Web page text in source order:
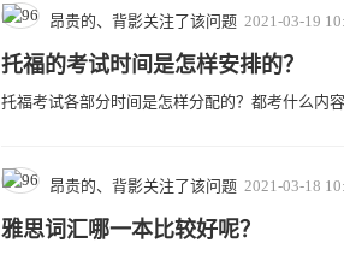
昂贵的、背影关注了该问题 2021-03-19
托福的考试时间是怎样安排的？
托福考试各部分时间是怎样分配的？都考什么内容
昂贵的、背影关注了该问题 2021-03-18
雅思词汇哪一本比较好呢？